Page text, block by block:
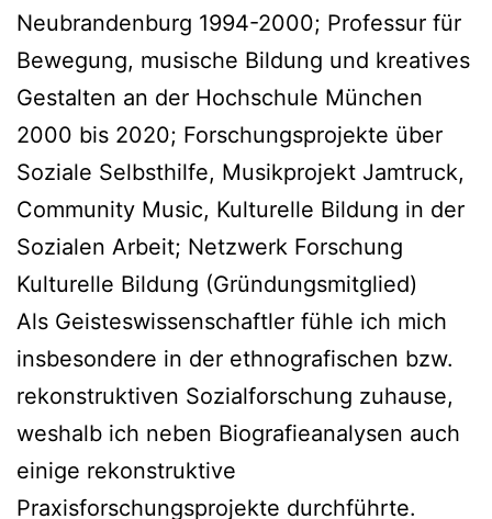
Neubrandenburg 1994-2000; Professur für
Bewegung, musische Bildung und kreatives
Gestalten an der Hochschule München
2000 bis 2020; Forschungsprojekte über
Soziale Selbsthilfe, Musikprojekt Jamtruck,
Community Music, Kulturelle Bildung in der
Sozialen Arbeit; Netzwerk Forschung
Kulturelle Bildung (Gründungsmitglied)
Als Geisteswissenschaftler fühle ich mich
insbesondere in der ethnografischen bzw.
rekonstruktiven Sozialforschung zuhause,
weshalb ich neben Biografieanalysen auch
einige rekonstruktive
Praxisforschungsprojekte durchführte.